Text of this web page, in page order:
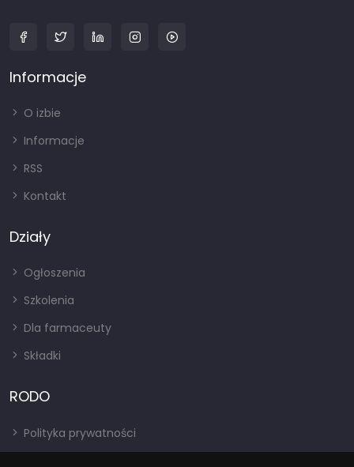
Informacje
O izbie
Informacje
RSS
Kontakt
Działy
Ogłoszenia
Szkolenia
Dla farmaceuty
Składki
RODO
Polityka prywatności